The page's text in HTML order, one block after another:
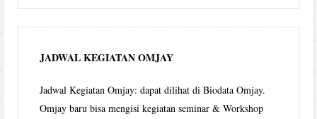
JADWAL KEGIATAN OMJAY
Jadwal Kegiatan Omjay: dapat dilihat di Biodata Omjay.
Omjay baru bisa mengisi kegiatan seminar & Workshop